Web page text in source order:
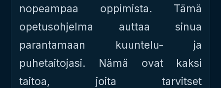
nopeampaa oppimista. Tämä
opetusohjelma auttaa sinua
parantamaan kuuntelu- ja
puhetaitojasi. Nämä ovat kaksi
taitoa, joita tarvitset